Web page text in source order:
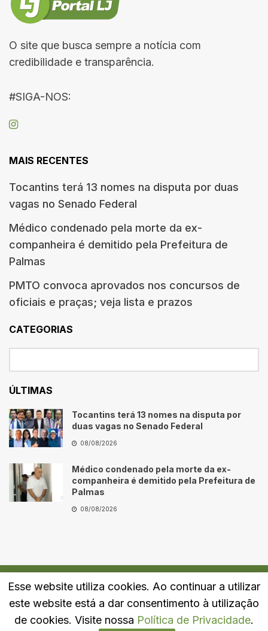
O site que busca sempre a notícia com
credibilidade e transparência.
#SIGA-NOS:
MAIS RECENTES
Tocantins terá 13 nomes na disputa por duas
vagas no Senado Federal
Médico condenado pela morte da ex-
companheira é demitido pela Prefeitura de
Palmas
PMTO convoca aprovados nos concursos de
oficiais e praças; veja lista e prazos
CATEGORIAS
ÚLTIMAS
Tocantins terá 13 nomes na disputa por
duas vagas no Senado Federal
08/08/2026
Médico condenado pela morte da ex-
companheira é demitido pela Prefeitura de
Palmas
08/08/2026
Quem Somos Fale Conosco Política de Privacidade
Esse website utiliza cookies. Ao continuar a utilizar
este website está a dar consentimento à utilização
de cookies. Visite nossa Política de Privacidade.